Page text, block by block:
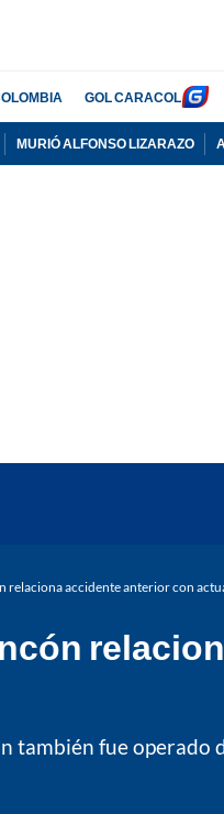
GOL CARACOL
MURIÓ ALFONSO LIZARAZO
relaciona accidente anterior con
también fue